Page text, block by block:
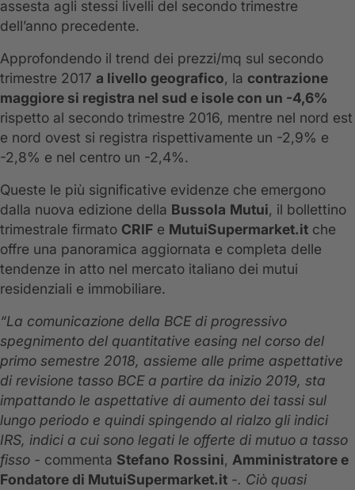
assesta agli stessi livelli del secondo trimestre
dell’anno precedente.
Approfondendo il trend dei prezzi/mq sul secondo
trimestre 2017 a livello geografico, la contrazione
maggiore si registra nel sud e isole con un -4,6%
rispetto al secondo trimestre 2016, mentre nel nord est
e nord ovest si registra rispettivamente un -2,9% e
-2,8% e nel centro un -2,4%.
Queste le più significative evidenze che emergono
dalla nuova edizione della Bussola Mutui, il bollettino
trimestrale firmato CRIF e MutuiSupermarket.it che
offre una panoramica aggiornata e completa delle
tendenze in atto nel mercato italiano dei mutui
residenziali e immobiliare.
“La comunicazione della BCE di progressivo
spegnimento del quantitative easing nel corso del
primo semestre 2018, assieme alle prime aspettative
di revisione tasso BCE a partire da inizio 2019, sta
impattando le aspettative di aumento dei tassi sul
lungo periodo e quindi spingendo al rialzo gli indici
IRS, indici a cui sono legati le offerte di mutuo a tasso
fisso - commenta Stefano Rossini, Amministratore e
Fondatore di MutuiSupermarket.it -. Ciò quasi